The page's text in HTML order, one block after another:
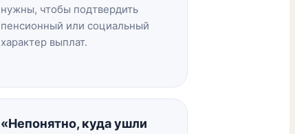
нужны, чтобы подтвердить
пенсионный или социальный
характер выплат.
«Непонятно, куда ушли